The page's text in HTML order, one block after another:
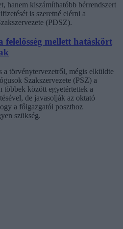
hanem kiszámíthatóbb bérrendszert
is szeretné elérni a
(PDSZ).
felelősség mellett hatáskört
a törvénytervezetről, mégis elküldte
Szakszervezete (PSZ) a
többek között egyetértettek a
de javasolják az oktató
a főigazgatói poszthoz
szükség.